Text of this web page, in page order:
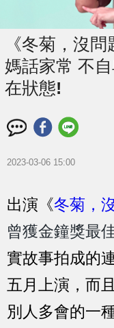
《冬菊，沒
媽話家常 不
在狀態!
2023-03-06 15:00
出演《冬菊，
曾獲金鐘獎最
實故事拍成的
五月上演，而
別人多會的一